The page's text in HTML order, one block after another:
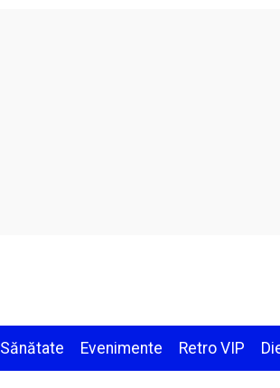
Sănătate Evenimente Retro VIP